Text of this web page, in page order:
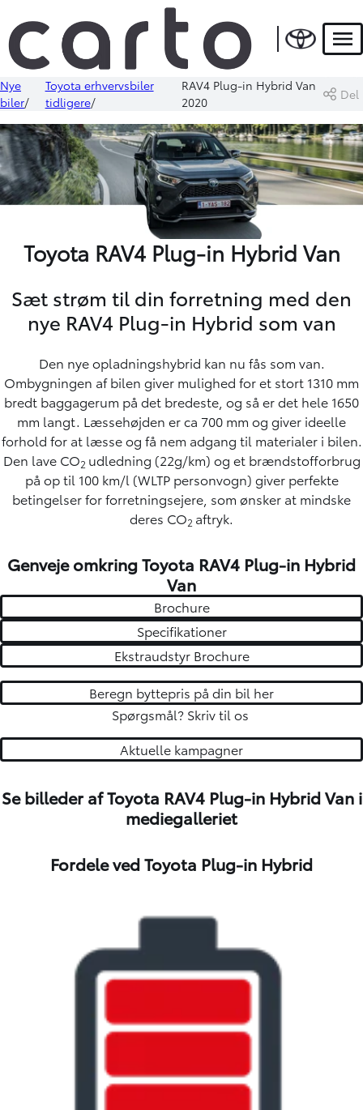
Nye
biler
Toyota erhvervsbiler
tidligere
RAV4 Plug-in Hybrid Van
2020
Del
Toyota RAV4 Plug-in Hybrid Van
Sæt strøm til din forretning med den
nye RAV4 Plug-in Hybrid som van
Den nye opladningshybrid kan nu fås som van.
Ombygningen af bilen giver mulighed for et stort 1310 mm
bredt baggagerum på det bredeste, og så er det hele 1650
mm langt. Læssehøjden er ca 700 mm og giver ideelle
forhold for at læsse og få nem adgang til materialer i bilen.
Den lave CO2 udledning (22g/km) og et brændstofforbrug
på op til 100 km/l (WLTP personvogn) giver perfekte
betingelser for forretningsejere, som ønsker at mindske
deres CO2 aftryk.
Genveje omkring Toyota RAV4 Plug-in Hybrid
Van
Brochure
Specifikationer
Ekstraudstyr Brochure
Beregn byttepris på din bil her
Spørgsmål? Skriv til os
Aktuelle kampagner
Se billeder af Toyota RAV4 Plug-in Hybrid Van i
mediegalleriet
Fordele ved Toyota Plug-in Hybrid